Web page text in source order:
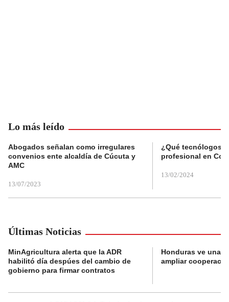
Lo más leído
Abogados señalan como irregulares
convenios ente alcaldía de Cúcuta y
AMC
13/07/2023
¿Qué tecnólogos
profesional en
13/02/2024
Últimas Noticias
MinAgricultura alerta que la ADR
habilitó día despúes del cambio de
gobierno para firmar contratos
Honduras ve una
ampliar